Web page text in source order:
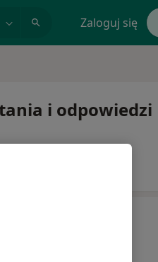
Zaloguj się
i odpowiedzi